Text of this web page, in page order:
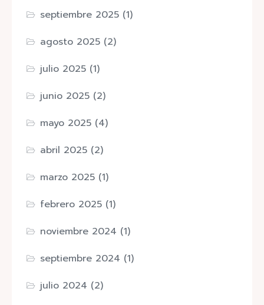
septiembre 2025 (1)
agosto 2025 (2)
julio 2025 (1)
junio 2025 (2)
mayo 2025 (4)
abril 2025 (2)
marzo 2025 (1)
febrero 2025 (1)
noviembre 2024 (1)
septiembre 2024 (1)
julio 2024 (2)